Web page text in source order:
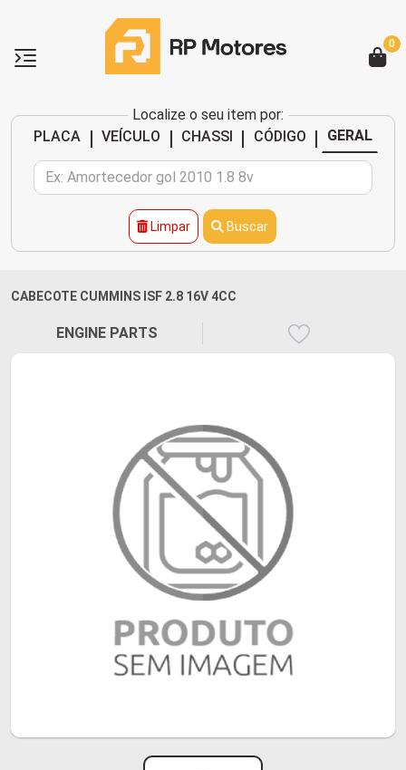
Localize o seu item por:
PLACA
| VEÍCULO | CHASSI | CÓDIGO | GERAL
Limpar Buscar
0
CABECOTE CUMMINS ISF 2.8 16V 4CC
ENGINE PARTS